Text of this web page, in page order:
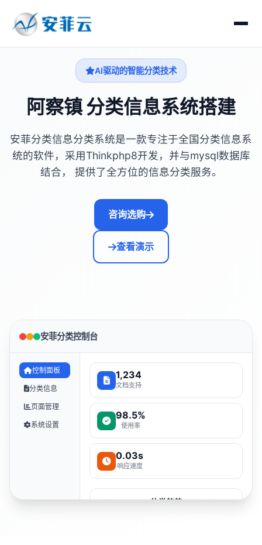
AI驱动的智能分类技术
阿察镇 分类信息系统搭建
安菲分类信息分类系统是一款专注于全国分类信息系
统的软件，采用Thinkphp8开发，并与mysql数据库
结合， 提供了全方位的信息分类服务。
咨询选购
查看演示
安菲分类控制台
控制面板
分类信息
页面管理
系统设置
1,234
文档支持
98.5%
使用率
0.03s
响应速度
分类趋势